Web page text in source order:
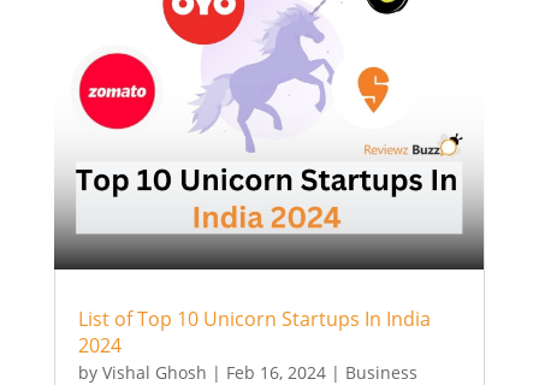
List of Top 10 Unicorn Startups In India
2024
by Vishal Ghosh | Feb 16, 2024| Business